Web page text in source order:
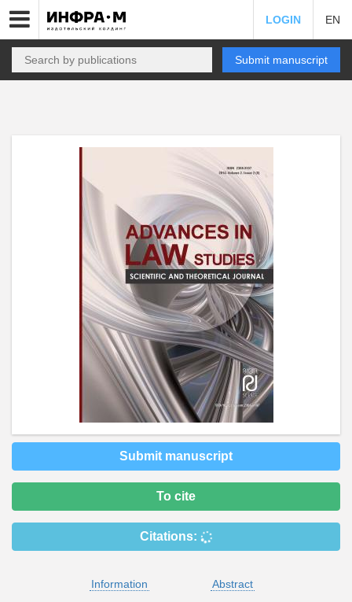
LOGIN EN
Submit manuscript
Submit manuscript
To cite
Citations:
Information
Abstract